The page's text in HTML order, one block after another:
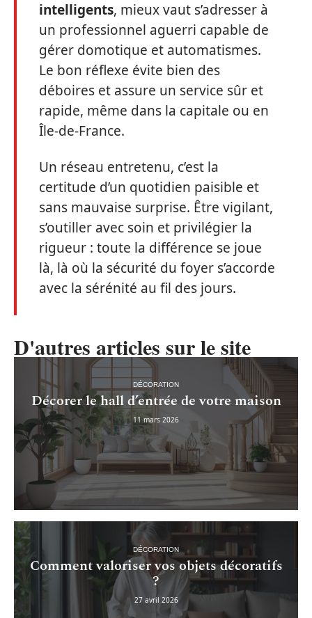
intelligents, mieux vaut s’adresser à
un professionnel aguerri capable de
gérer domotique et automatismes.
Le bon réflexe évite bien des
déboires et assure un service sûr et
rapide, même dans la capitale ou en
Île-de-France.
Un réseau entretenu, c’est la
certitude d’un quotidien paisible et
sans mauvaise surprise. Être vigilant,
s’outiller avec soin et privilégier la
rigueur : toute la différence se joue
là, là où la sécurité du foyer s’accorde
avec la sérénité au fil des jours.
D'autres articles sur le site
DÉCORATION
Décorer le hall d’entrée de votre maison
11 mars 2026
DÉCORATION
Comment valoriser vos objets décoratifs
?
27 avril 2026